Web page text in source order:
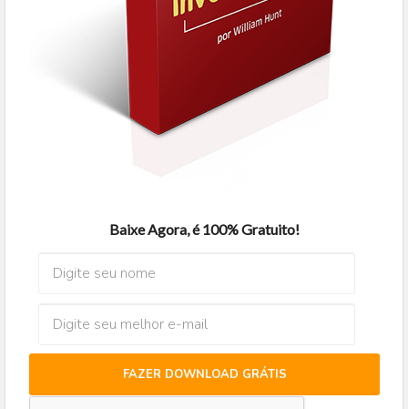
Baixe Agora, é 100% Gratuito!
FAZER DOWNLOAD GRÁTIS